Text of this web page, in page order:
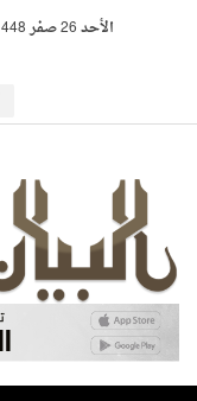
الأحد 26 صفر 1448 هـ